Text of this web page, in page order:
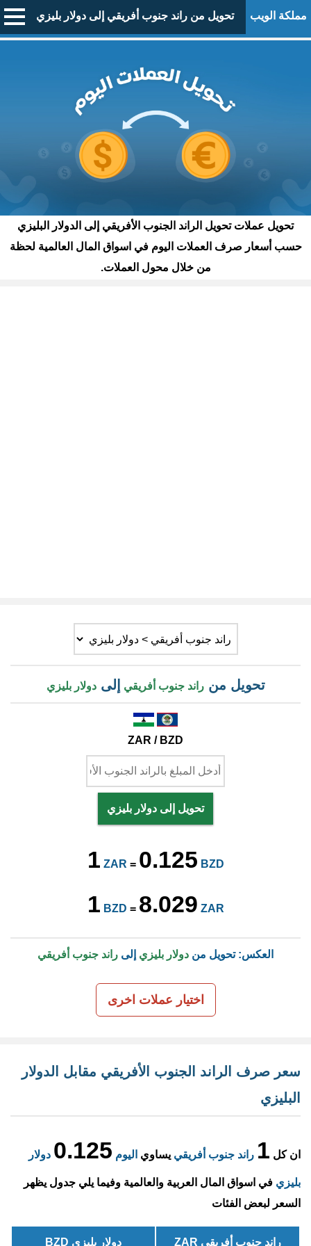
مملكة الويب تحويل من راند جنوب أفريقي إلى دولار بليزي
تحويل عملات تحويل الراند الجنوب الأفريقي إلى الدولار البليزي
حسب أسعار صرف العملات اليوم في اسواق المال العالمية لحظة
من خلال محول العملات.
تحويل منراند جنوب أفريقي إلىدولار بليزي
ZAR / BZD
تحويل إلى دولار بليزي
1 ZAR = 0.125 BZD
1 BZD = 8.029 ZAR
العكس: تحويل من دولار بليزي إلى راند جنوب أفريقي
اختيار عملات اخرى
سعر صرف الراند الجنوب الأفريقي مقابل الدولار
البليزي
ان كل 1 راند جنوب أفريقي يساوي اليوم 0.125 دولار
بليزي في اسواق المال العربية والعالمية وفيما يلي جدول يظهر
السعر لبعض الفئات
راند جنوب أفريقي ZAR دولار بليزي BZD